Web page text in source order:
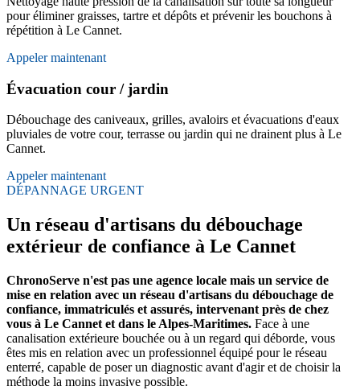
pour éliminer graisses, tartre et dépôts et prévenir les bouchons à
répétition à Le Cannet.
Appeler maintenant
Évacuation cour / jardin
Débouchage des caniveaux, grilles, avaloirs et évacuations d'eaux
pluviales de votre cour, terrasse ou jardin qui ne drainent plus à Le
Cannet.
Appeler maintenant
DÉPANNAGE URGENT
Un réseau d'artisans du débouchage
extérieur de confiance à Le Cannet
ChronoServe n'est pas une agence locale mais un service de
mise en relation avec un réseau d'artisans du débouchage de
confiance, immatriculés et assurés, intervenant près de chez
vous à Le Cannet et dans le Alpes-Maritimes. Face à une
canalisation extérieure bouchée ou à un regard qui déborde, vous
êtes mis en relation avec un professionnel équipé pour le réseau
enterré, capable de poser un diagnostic avant d'agir et de choisir la
méthode la moins invasive possible.